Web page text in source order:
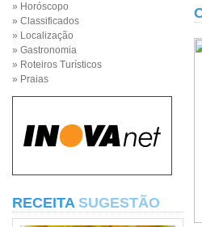
» Horóscopo
» Classificados
» Localização
» Gastronomia
» Roteiros Turísticos
» Praias
RECEITA SUGESTÃO